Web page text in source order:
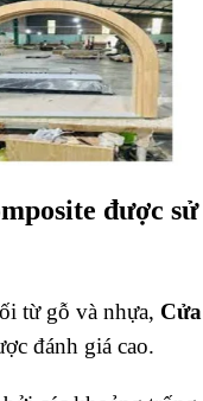
được sử
từ gỗ và nhựa, Cửa
đánh giá cao.